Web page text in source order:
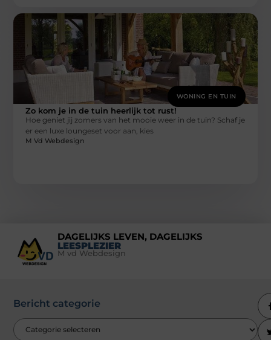
WONING EN TUIN
Zo kom je in de tuin heerlijk tot rust!
Hoe geniet jij zomers van het mooie weer in de tuin? Schaf je
er een luxe loungeset voor aan, kies
M Vd Webdesign
DAGELIJKS LEVEN, DAGELIJKS
LEESPLEZIER
M vd Webdesign
Bericht categorie